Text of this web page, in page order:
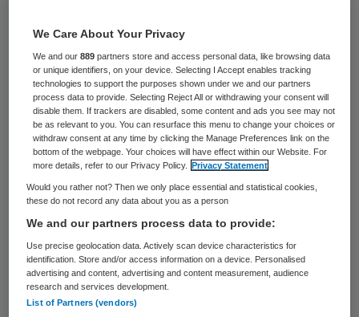
Ernst Hoette draagt begin komend jaar zijn
functie van voorzitter Raad van Bestuur
van GGZ Rivierduinen over aan een nog
nader te bepalen opvolger. Dit in verband
met zijn naderende pensionering.
Hoette trad in 2018 aan als opvolger van
Marjolein ten Kroode. Hij was eerder onder
meer vicevoorzitter Raad van Bestuur van
Amphia Ziekenhuis in Breda en voorzitter
van de Raad van Bestuur van GGz Breburg.
Zijn aanstelling bijGGZ Rivierduinen
We Care About Your Privacy
We and our889 partners store and access personal data, like browsing data
or unique identifiers, on your device. Selecting I Accept enables tracking
technologies to support the purposes shown under we and our partners
process data to provide. Selecting Reject All or withdrawing your consent will
disable them. If trackers are disabled, some content and ads you see may not
be as relevant to you. You can resurface this menu to change your choices or
withdraw consent at any time by clicking the Manage Preferences link on the
bottom of the webpage. Your choices will have effect within our Website. For
more details, refer to our Privacy Policy.
Privacy Statement
Would you rather not? Then we only place essential and statistical cookies,
these do not record any data about you as a person
We and our partners process data to provide:
Use precise geolocation data. Actively scan device characteristics for
identification. Store and/or access information on a device. Personalised
advertising and content, advertising and content measurement, audience
research and services development.
List of Partners (vendors)